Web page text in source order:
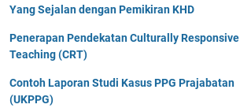
Yang Sejalan dengan Pemikiran KHD
Penerapan Pendekatan Culturally Responsive
Teaching (CRT)
Contoh Laporan Studi Kasus PPG Prajabatan
(UKPPG)